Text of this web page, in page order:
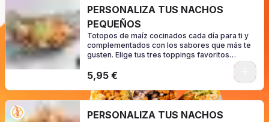
PERSONALIZA TUS NACHOS
PEQUEÑOS
Totopos de maíz cocinados cada día para ti y
complementados con los sabores que más te
gusten. Elige tus tres toppings favoritos
configuración)
5,95 €
PERSONALIZA TUS NACHOS